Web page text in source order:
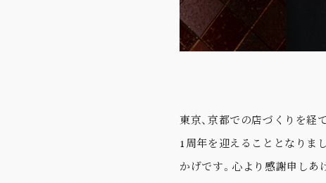
東京、京都での店づくりを経
1周年を迎えることとなりま
かげです。心より感謝申しあ